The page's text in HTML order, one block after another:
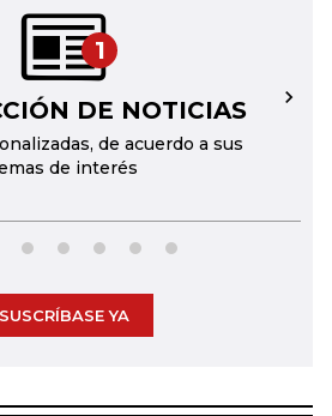
1
DE NOTICIAS
de acuerdo a sus
de interés
→
SUSCRÍBASE YA